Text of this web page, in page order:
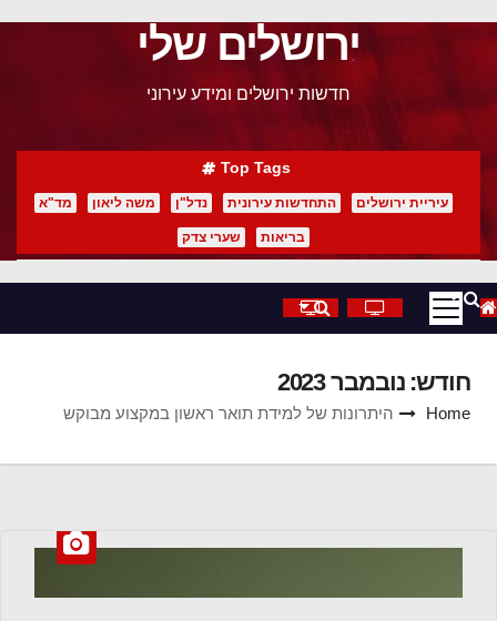
ירושלים שלי
חדשות ירושלים ומידע עירוני
Top Tags
עיריית ירושלים התחדשות עירונית נדל"ן משה ליאון מד"א
בריאות שערי צדק
חודש:נובמבר 2023
Home היתרונות של למידת תואר ראשון במקצוע מבוקש